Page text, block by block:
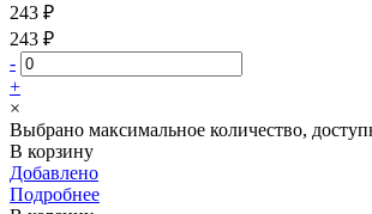
243 ₽
243 ₽
-
+
×
Выбрано максимальное количество,
В корзину
Добавлено
Подробнее